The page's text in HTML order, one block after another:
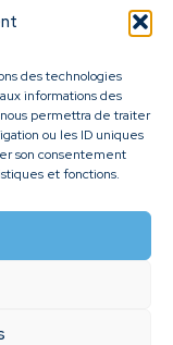
des technologies
informations des
permettra de traiter
ou les ID uniques
son consentement
et fonctions.
(PNP)
au Campus
et mentale des
All rights